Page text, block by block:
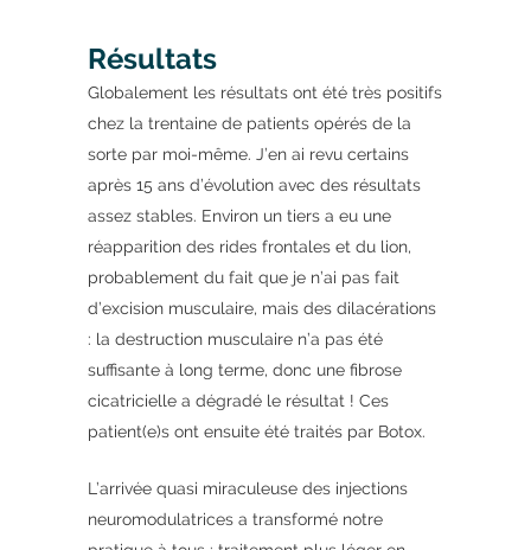
Résultats
Globalement les résultats ont été très positifs
chez la trentaine de patients opérés de la
sorte par moi-même. J’en ai revu certains
après 15 ans d’évolution avec des résultats
assez stables. Environ un tiers a eu une
réapparition des rides frontales et du lion,
probablement du fait que je n’ai pas fait
d’excision musculaire, mais des dilacérations
: la destruction musculaire n’a pas été
suffisante à long terme, donc une fibrose
cicatricielle a dégradé le résultat ! Ces
patient(e)s ont ensuite été traités par Botox.
L’arrivée quasi miraculeuse des injections
neuromodulatrices a transformé notre